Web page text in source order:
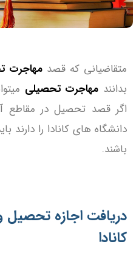
متقاضیانی که قصد مهاجرت
بدانند مهاجرت تحصیلی
اگر قصد تحصیل در مقاطع
دانشگاه های کانادا را دارند
باشند.
دریافت اجازه
کانادا